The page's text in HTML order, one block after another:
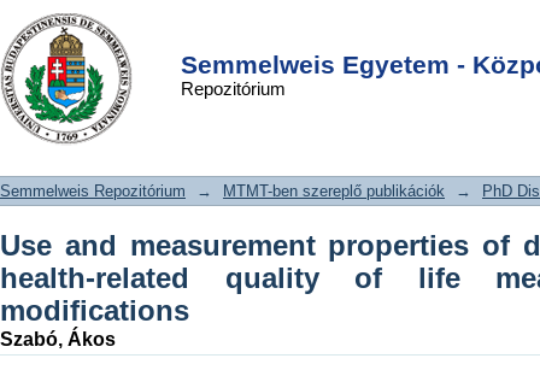
Semmelweis Egyetem -
Repozitórium
Use and measurement properties of
dermatology-specific health-related
quality of life measures and their
modifications
DSpace/Manakin Repository
Semmelweis Repozitórium → MTMT-ben szereplő publikációk → PhD
Use and measurement properties of
health-related quality of life
modifications
Szabó, Ákos